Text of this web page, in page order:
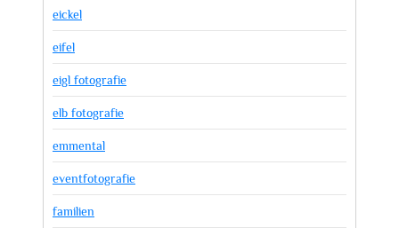
eickel
eifel
eigl fotografie
elb fotografie
emmental
eventfotografie
familien